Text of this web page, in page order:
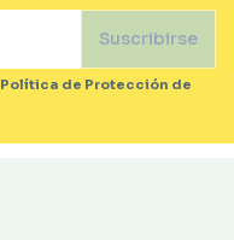
Suscribirse
Política de Protección de